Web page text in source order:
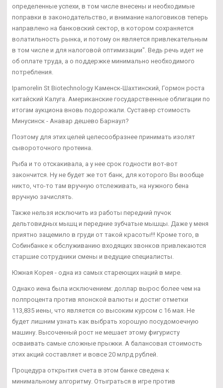
определенные успехи, в том числе внесены и необходимые
поправки в законодательство, и внимание налоговиков теперь
направлено на банковский сектор, в котором сохраняется
волатильность рынка, и потому он является привлекательным
в том числе и для налоговой оптимизации". Ведь речь идет не
об оплате труда, а о поддержке минимально необходимого
потребления.
Ipamorelin St Biotechnology Каменск-Шахтинский, Гормон роста
китайский Калуга. Американские государственные облигации по
итогам аукциона вновь подорожали. Суставер стоимость
Минусинск - Анавар дешево Барнаул?
Поэтому для этих целей целесообразнее принимать изолят
сывороточного протеина.
Рыба и то отскакивала, а у нее срок годности вот-вот
закончится. Ну не будет же тот банк, для которого Вы вообще
никто, что-то там вручную отслеживать, на нужного бена
вручную зачислять.
Также нельзя исключить из работы передний пучок
дельтовидных мышц и передние зубчатые мышцы. Даже у меня
приятно защемило в груди от такой красоты!!! Кроме того, в
Собинбанке к обслуживанию входящих звонков привлекаются
старшие сотрудники смены и ведущие специалисты.
Южная Корея - одна из самых стареющих наций в мире.
Однако иена была исключением: доллар вырос более чем на
полпроцента против японской валюты и достиг отметки
113,835 иены, что является со высоким курсом с 16 мая. Не
будет лишним узнать как выбрать хорошую посудомоечную
машину. Высоченный рост не мешает этому фигуристу
осваивать самые сложные прыжки. А балансовая стоимость
этих акций составляет и вовсе 20 млрд рублей.
Процедура открытия счета в этом банке сведена к
минимальному алгоритму. Отыграться в игре против